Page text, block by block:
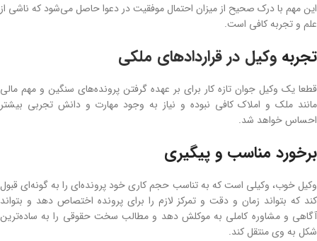
این مهم با درک صحیح از میزان احتمال موفقیت در دعوا حاصل می‌شود که ناشی از
علم و تجربه کافی است.
تجربه وکیل در قراردادهای ملکی
قطعا یک وکیل جوان تازه کار برای بر عهده گرفتن پرونده‌های سنگین و مهم مالی
مانند ملک و املاک کافی نبوده و نیاز به وجود مهارت و دانش تجربی بیشتر
احساس خواهد شد.
برخورد مناسب و پیگیری
وکیل خوب، وکیلی است که به تناسب حجم کاری خود پرونده‌ای را به گونه‌ای قبول
کند که بتواند زمان و دقت و تمرکز لازم را برای پرونده اختصاص دهد و بتواند
آگاهی و مشاوره کاملی به موکلش دهد و مطالب سخت حقوقی را به ساده‌ترین
شکل به وی منتقل کند.